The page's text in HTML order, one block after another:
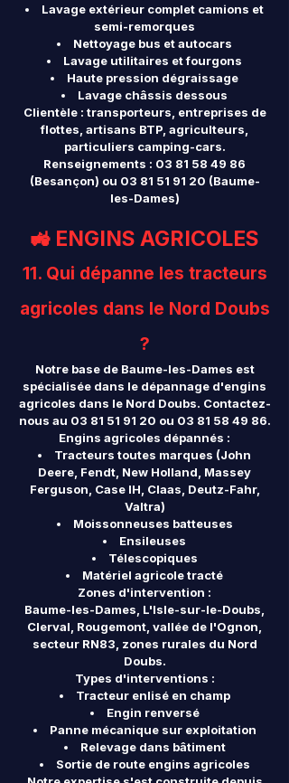
Lavage extérieur complet camions et
semi-remorques
Nettoyage bus et autocars
Lavage utilitaires et fourgons
Haute pression dégraissage
Lavage châssis dessous
Clientèle : transporteurs, entreprises de
flottes, artisans BTP, agriculteurs,
particuliers camping-cars.
Renseignements : 03 81 58 49 86
(Besançon) ou 03 81 51 91 20 (Baume-
les-Dames)
🚜 ENGINS AGRICOLES
11. Qui dépanne les tracteurs
agricoles dans le Nord Doubs
?
Notre base de Baume-les-Dames est
spécialisée dans le dépannage d'engins
agricoles dans le Nord Doubs. Contactez-
nous au 03 81 51 91 20 ou 03 81 58 49 86.
Engins agricoles dépannés :
Tracteurs toutes marques (John
Deere, Fendt, New Holland, Massey
Ferguson, Case IH, Claas, Deutz-Fahr,
Valtra)
Moissonneuses batteuses
Ensileuses
Télescopiques
Matériel agricole tracté
Zones d'intervention :
Baume-les-Dames, L'Isle-sur-le-Doubs,
Clerval, Rougemont, vallée de l'Ognon,
secteur RN83, zones rurales du Nord
Doubs.
Types d'interventions :
Tracteur enlisé en champ
Engin renversé
Panne mécanique sur exploitation
Relevage dans bâtiment
Sortie de route engins agricoles